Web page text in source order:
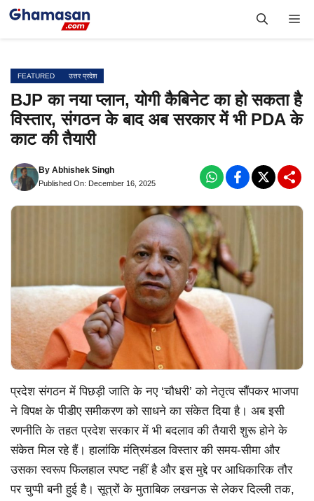
Skip
FEATURED उत्तर प्रदेश
BJP का नया प्लान, योगी कैबिनेट का हो सकता है
विस्तार, संगठन के बाद अब सरकार में भी PDA के
काट की तैयारी
By Abhishek Singh
Published On: December 16, 2025
प्रदेश संगठन में पिछड़ी जाति के नए ‘चौधरी’ को नेतृत्व सौंपकर भाजपा
ने विपक्ष के पीडीए समीकरण को साधने का संकेत दिया है। अब इसी
रणनीति के तहत प्रदेश सरकार में भी बदलाव की तैयारी शुरू होने के
संकेत मिल रहे हैं। हालांकि मंत्रिमंडल विस्तार की समय-सीमा और
उसका स्वरूप फिलहाल स्पष्ट नहीं है और इस मुद्दे पर आधिकारिक तौर
पर चुप्पी बनी हुई है। सूत्रों के मुताबिक लखनऊ से लेकर दिल्ली तक,